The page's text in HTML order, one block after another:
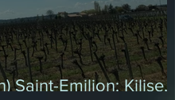
Saint-Emilion: Kilise,